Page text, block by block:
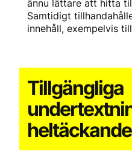
ännu lättare att hitta
Samtidigt
innehåll, exempelvis
Tillgängliga